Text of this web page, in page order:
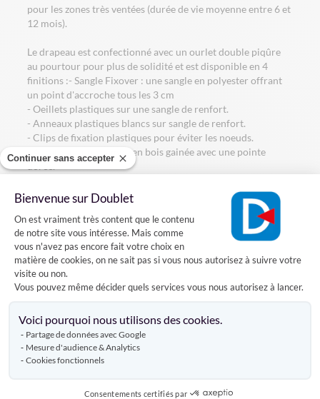
Continuer sans accepter
Bienvenue sur Doublet
Plateforme de Gestion du
On est vraiment très content que le contenu
de notre site vous intéresse. Mais comme
vous n'avez pas encore fait votre choix en
matière de cookies, on ne sait pas si vous nous autorisez à suivre votre
visite ou non.
Vous pouvez même décider quels services vous nous autorisez à lancer.
Voici pourquoi nous utilisons des cookies.
Partage de données avec Google
Mesure d'audience & Analytics
Cookies fonctionnels
Consentements certifiés par
pour les zones très ventées (durée de vie moyenne entre 6 et
12 mois).
Le drapeau est confectionné avec un ourlet double piqûre
au pourtour pour plus de solidité et est disponible en 4
finitions :- Sangle Fixover : une sangle en polyester offrant
un point d'accroche tous les 3 cm
- Oeillets plastiques sur une sangle de renfort.
- Anneaux plastiques blancs sur sangle de renfort.
- Clips de fixation plastiques pour éviter les noeuds.
- Agrafé sur une hampe en bois gainée avec une pointe
dorée.
En option :
- Cabillot : le pavillon est fixé par un cabillot et une boucle.
Conseillé pour les marins.
- Mousqueton : un mousqueton et une boucle pour lier le
pavillon à la drisse. Très simple.
Livraison